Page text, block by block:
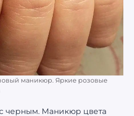
маникюр. Яркие розовые